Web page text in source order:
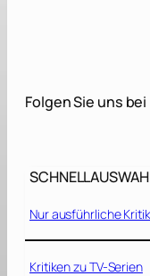
e
d
[
2
0
Folgen Sie uns bei
Nur ausführliche
Kritiken zu TV-Serien